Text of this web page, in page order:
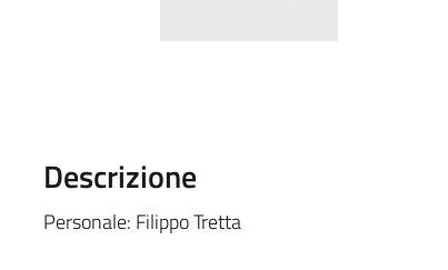
Descrizione
Personale: Filippo Tretta